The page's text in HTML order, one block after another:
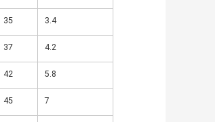
35 3.4
37 4.2
42 5.8
45 7